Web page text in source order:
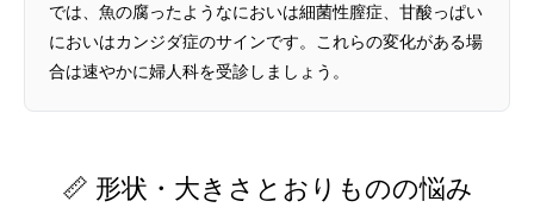
では、魚の腐ったようなにおいは細菌性膣症、甘酸っぱい
においはカンジダ症のサインです。これらの変化がある場
合は速やかに婦人科を受診しましょう。
📏 形状・大きさとおりものの悩み